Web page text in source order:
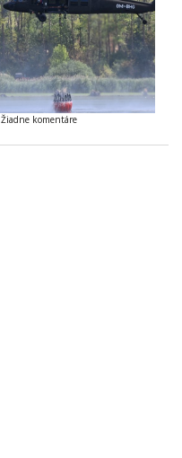
Žiadne komentáre